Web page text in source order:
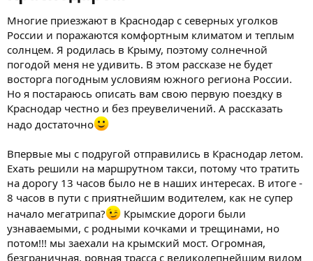
Многие приезжают в Краснодар с северных уголков
России и поражаются комфортным климатом и теплым
солнцем. Я родилась в Крыму, поэтому солнечной
погодой меня не удивить. В этом рассказе не будет
восторга погодным условиям южного региона России.
Но я постараюсь описать вам свою первую поездку в
Краснодар честно и без преувеличений. А рассказать
надо достаточно
Впервые мы с подругой отправились в Краснодар летом.
Ехать решили на маршрутном такси, потому что тратить
на дорогу 13 часов было не в наших интересах. В итоге -
8 часов в пути с приятнейшим водителем, как не супер
начало мегатрипа?
Крымские дороги были
узнаваемыми, с родными кочками и трещинами, но
потом!!! мы заехали на крымский мост. Огромная,
безграничная, ровная трасса с великолепнейшим видом